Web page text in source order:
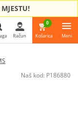
MJESTU!
Račun
0
Košarica Meni
Naš kod: P186880